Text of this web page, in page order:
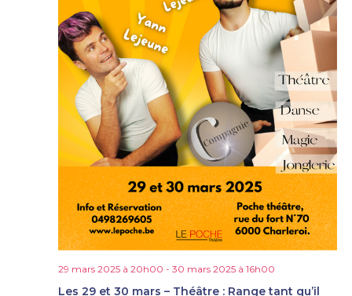
Les 29 et 30 mars – Théâtre : Range tant qu’il
29 mars 2025 à 20h00 - 30 mars 2025 à 16h00